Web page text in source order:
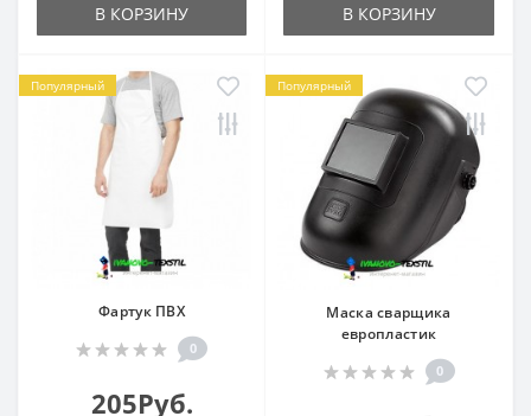
В КОРЗИНУ В КОРЗИНУ
Популярный
Фартук ПВХ
0
205Руб.
Популярный
Маска сварщика
европластик
0